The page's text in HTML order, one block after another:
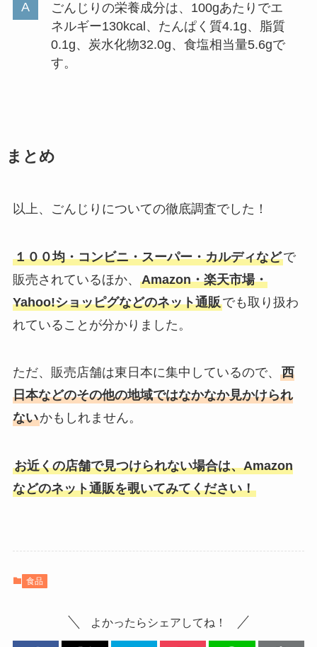
ごんじりの栄養成分は、100gあたりでエ
ネルギー130kcal、たんぱく質4.1g、脂質
0.1g、炭水化物32.0g、食塩相当量5.6gで
す。
まとめ
以上、ごんじりについての徹底調査でした！
１００均・コンビニ・スーパー・カルディなどで
販売されているほか、 Amazon・楽天市場・
Yahoo!ショッピグなどのネット通販でも取り扱わ
れていることが分かりました。
ただ、販売店舗は東日本に集中しているので、 西
日本などのその他の地域ではなかなか見かけられ
ないかもしれません。
お近くの店舗で見つけられない場合は、Amazon
などのネット通販を覗いてみてください！
食品
よかったらシェアしてね！